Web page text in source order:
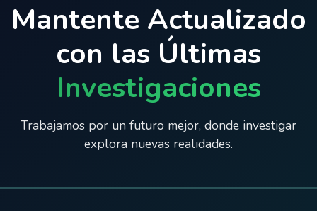
Mantente Actualizado
con las Últimas
Investigaciones
Trabajamos por un futuro mejor, donde investigar
explora nuevas realidades.